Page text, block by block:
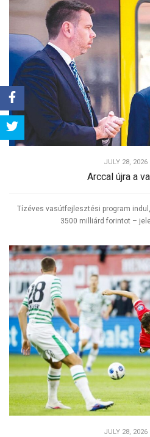
JULY 28, 2026
Arccal újra a
Tízéves vasútfejlesztési program
3500 milliárd forintot –
JULY 28, 2026
Share